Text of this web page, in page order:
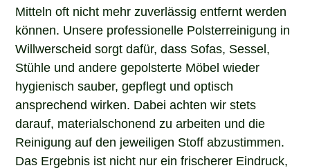
Mitteln oft nicht mehr zuverlässig entfernt werden
können. Unsere professionelle Polsterreinigung in
Willwerscheid sorgt dafür, dass Sofas, Sessel,
Stühle und andere gepolsterte Möbel wieder
hygienisch sauber, gepflegt und optisch
ansprechend wirken. Dabei achten wir stets
darauf, materialschonend zu arbeiten und die
Reinigung auf den jeweiligen Stoff abzustimmen.
Das Ergebnis ist nicht nur ein frischerer Eindruck,